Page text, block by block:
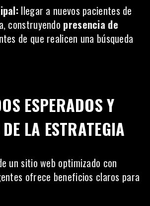
llegar a nuevos pacientes de
construyendo presencia de
de que realicen una búsqueda
ESPERADOS Y
LA ESTRATEGIA
un sitio web optimizado con
ofrece beneficios claros para